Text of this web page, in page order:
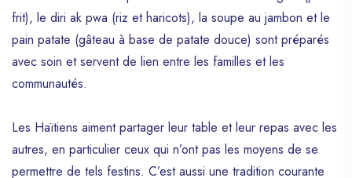
frit), le diri ak pwa (riz et haricots), la soupe au jambon et le
pain patate (gâteau à base de patate douce) sont préparés
avec soin et servent de lien entre les familles et les
communautés.
Les Haïtiens aiment partager leur table et leur repas avec les
autres, en particulier ceux qui n’ont pas les moyens de se
permettre de tels festins. C’est aussi une tradition courante